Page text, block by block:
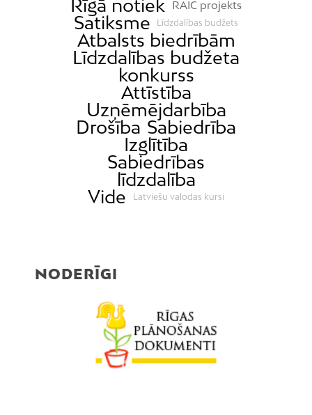
Rīgā notiek
RAIC projekts
Satiksme Līdzdalības budžets
Atbalsts biedrībām
Līdzdalības budžeta
konkurss
Attīstība
Uzņēmējdarbība
Drošība Sabiedrība
Izglītība
Sabiedrības
līdzdalība
Vide
Latviešu valodas kursi
NODERĪGI